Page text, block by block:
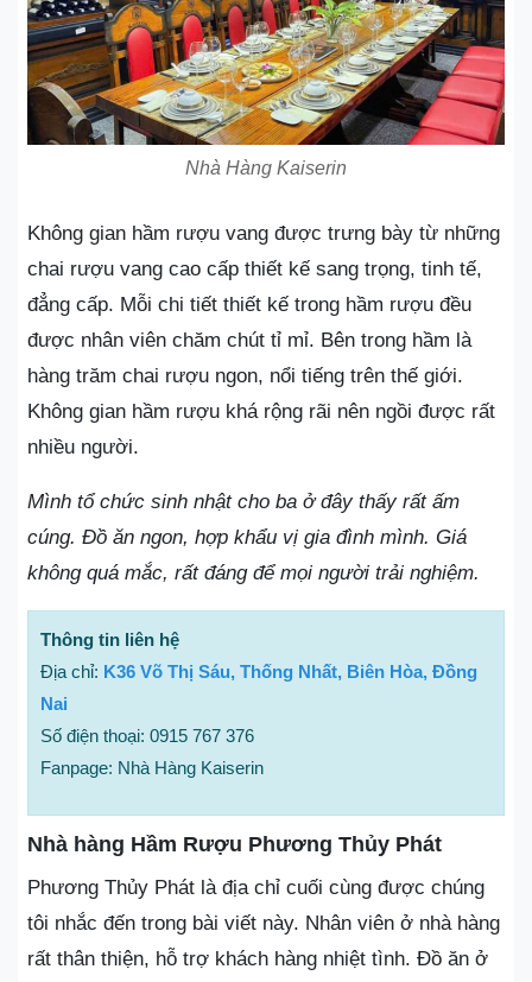
Nhà Hàng Kaiserin
Không gian hầm rượu vang được trưng bày từ những
chai rượu vang cao cấp thiết kế sang trọng, tinh tế,
đẳng cấp. Mỗi chi tiết thiết kế trong hầm rượu đều
được nhân viên chăm chút tỉ mỉ. Bên trong hầm là
hàng trăm chai rượu ngon, nổi tiếng trên thế giới.
Không gian hầm rượu khá rộng rãi nên ngồi được rất
nhiều người.
Mình tổ chức sinh nhật cho ba ở đây thấy rất ấm
cúng. Đồ ăn ngon, hợp khẩu vị gia đình mình. Giá
không quá mắc, rất đáng để mọi người trải nghiệm.
Thông tin liên hệ
Địa chỉ: K36 Võ Thị Sáu, Thống Nhất, Biên Hòa, Đồng
Nai
Số điện thoại: 0915 767 376
Fanpage: Nhà Hàng Kaiserin
Nhà hàng Hầm Rượu Phương Thủy Phát
Phương Thủy Phát là địa chỉ cuối cùng được chúng
tôi nhắc đến trong bài viết này. Nhân viên ở nhà hàng
rất thân thiện, hỗ trợ khách hàng nhiệt tình. Đồ ăn ở